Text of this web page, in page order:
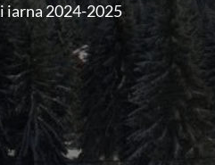
iarna 2024-2025